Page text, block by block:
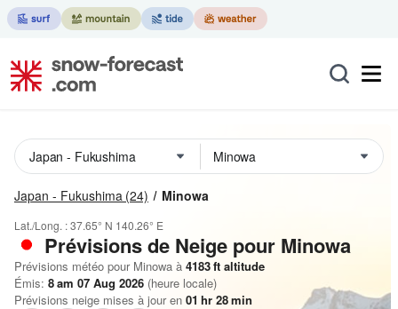
Japan - Fukushima (24) Minowa
Lat./Long. :37.65° N 140.26° E
Prévisions de Neige pour Minowa
Prévisions météo pour Minowa à 4183ft altitude
Émis: 8 am 07 Aug 2026 (heure locale)
Prévisions neige mises à jour en 01 hr 28min